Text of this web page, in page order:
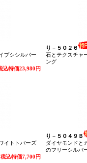
ブシシルバー
込特価23,980円
り－５０２６
石とテクスチャ
ング
イトトパーズ
税込特価7,700円
り－５０４９Ｂ
ダイヤモンドと
のフリーシルバ